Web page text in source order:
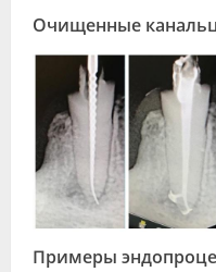
Очищенные
Примеры